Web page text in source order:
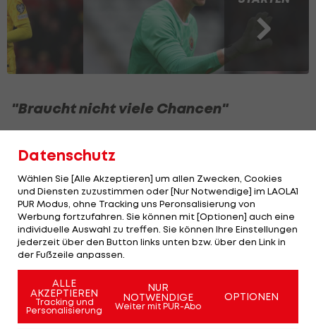
"Braucht nicht viele Chancen"
Lewandowski nur ein Tor, gefährlich ist der
Mittelstürmer aber immer. "Die Qualität hat er
noch, er braucht nicht viele Chancen. Wenn
jemand Fehler macht, dann ist er da", erklärte
Gilewicz. In Barcelona kam Lewandowski in der
abgelaufenen Saison auf 19 Ligatore, womit eine
beeindruckende Serie zu Ende ging. Denn erstmals
seit sechs Saisonen wurde der langjährige Bayern-
Stürmer nicht Torschützenkönig.
Datenschutz
Wählen Sie [Alle Akzeptieren] um allen Zwecken, Cookies
und Diensten zuzustimmen oder [Nur Notwendige] im LAOLA1
PUR Modus, ohne Tracking uns Peronsalisierung von
Werbung fortzufahren. Sie können mit [Optionen] auch eine
individuelle Auswahl zu treffen. Sie können Ihre Einstellungen
jederzeit über den Button links unten bzw. über den Link in
der Fußzeile anpassen.
ALLE
AKZEPTIEREN
Tracking und
Personalisierung
NUR
NOTWENDIGE
Weiter mit PUR-Abo
OPTIONEN